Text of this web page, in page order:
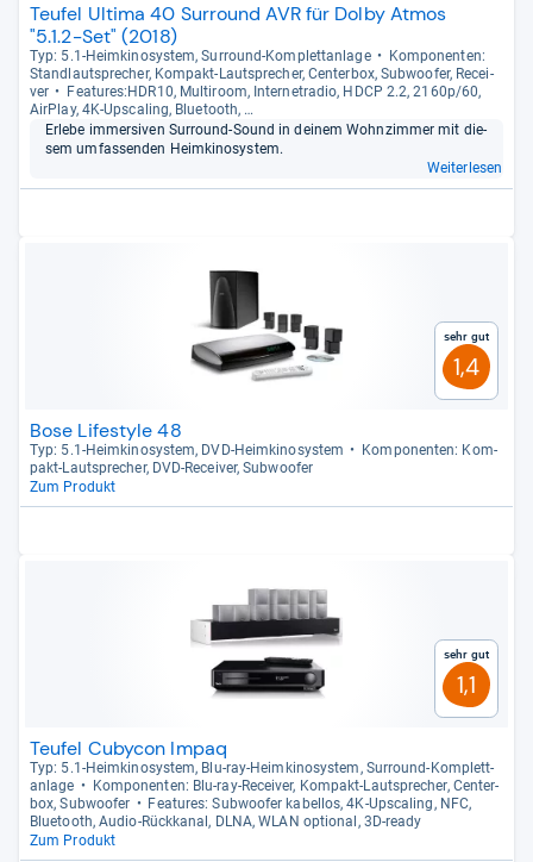
Teufel Ultima 40 Surround AVR für Dolby Atmos
"5.1.2-Set" (2018)
Typ: 5.1-​Heim­ki­no­sys­tem, Sur­round-​Kom­plett­an­lage
Kom­po­nen­ten:
Stand­laut­spre­cher, Kom­pakt-​Laut­spre­cher, Cen­ter­box, Sub­woofer, Recei­
ver
Fea­tu­res:HDR10, Mul­ti­room, Inter­ne­tra­dio, HDCP 2.2, 2160p/60,
Air­Play, 4K-​Ups­ca­ling, Blue­tooth, …
Erlebe immer­si­ven Sur­round-​Sound in dei­nem Wohn­zim­mer mit die­
sem umfas­sen­den Heim­ki­no­sys­tem.
Weiterlesen
Sehr gut
1,4
Bose Lifestyle 48
Typ: 5.1-​Heim­ki­no­sys­tem, DVD-​Heim­ki­no­sys­tem
Kom­po­nen­ten: Kom­
pakt-​Laut­spre­cher, DVD-​Recei­ver, Sub­woofer
Zum Produkt
Sehr gut
1,1
Teufel Cubycon Impaq
Typ: 5.1-​Heim­ki­no­sys­tem, Blu-​ray-​Heim­ki­no­sys­tem, Sur­round-​Kom­plett­
an­lage
Kom­po­nen­ten: Blu-​ray-​Recei­ver, Kom­pakt-​Laut­spre­cher, Cen­ter­
box, Sub­woofer
Fea­tu­res: Sub­woofer kabel­los, 4K-​Ups­ca­ling, NFC,
Blue­tooth, Audio-​Rück­ka­nal, DLNA, WLAN optio­nal, 3D-​ready
Zum Produkt